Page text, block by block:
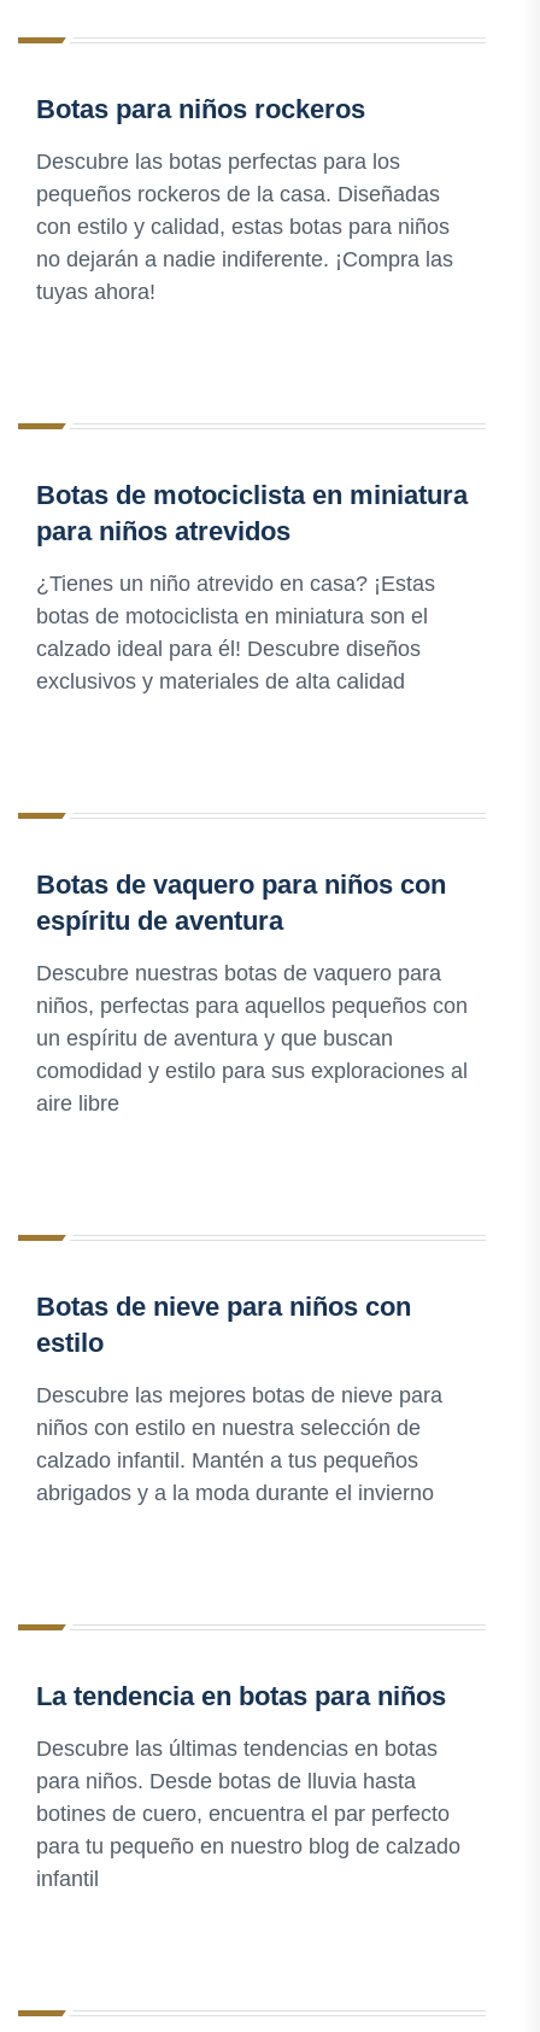
Botas para niños rockeros
Descubre las botas perfectas para los
pequeños rockeros de la casa. Diseñadas
con estilo y calidad, estas botas para niños
no dejarán a nadie indiferente. ¡Compra las
tuyas ahora!
Botas de motociclista en miniatura
para niños atrevidos
¿Tienes un niño atrevido en casa? ¡Estas
botas de motociclista en miniatura son el
calzado ideal para él! Descubre diseños
exclusivos y materiales de alta calidad
Botas de vaquero para niños con
espíritu de aventura
Descubre nuestras botas de vaquero para
niños, perfectas para aquellos pequeños con
un espíritu de aventura y que buscan
comodidad y estilo para sus exploraciones al
aire libre
Botas de nieve para niños con
estilo
Descubre las mejores botas de nieve para
niños con estilo en nuestra selección de
calzado infantil. Mantén a tus pequeños
abrigados y a la moda durante el invierno
La tendencia en botas para niños
Descubre las últimas tendencias en botas
para niños. Desde botas de lluvia hasta
botines de cuero, encuentra el par perfecto
para tu pequeño en nuestro blog de calzado
infantil